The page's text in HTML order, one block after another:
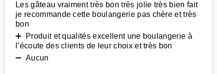
Les gâteau vraiment très bon très jolie très bien fait
je recommande cette boulangerie pas chère et très
bon
➕ Produit et qualités excellent une boulangerie à
l’écoute des clients de leur choix et très bon
➖ Aucun